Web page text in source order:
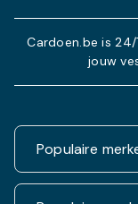
Populaire
Cardoen.be is
jouw